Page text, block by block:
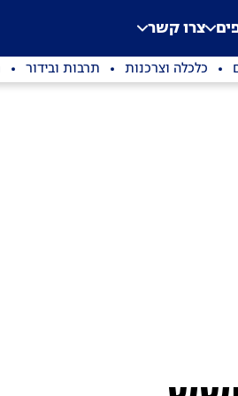
צרו קשר
כלכלה וצרכנות תרבות ובידור